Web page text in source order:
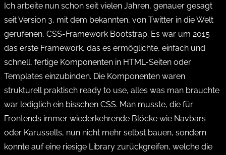
Ich arbeite nun schon seit vielen Jahren, genauer gesagt
seit Version 3, mit dem bekannten, von Twitter in die Welt
gerufenen, CSS-Framework Bootstrap. Es war um 2015
das erste Framework, das es ermöglichte, einfach und
schnell, fertige Komponenten in HTML-Seiten oder
Templates einzubinden. Die Komponenten waren
strukturell praktisch ready to use, alles was man brauchte
war lediglich ein bisschen CSS. Man musste, die für
Frontends immer wiederkehrende Blöcke wie Navbars
oder Karussells, nun nicht mehr selbst bauen, sondern
konnte auf eine riesige Library zurückgreifen, welche die